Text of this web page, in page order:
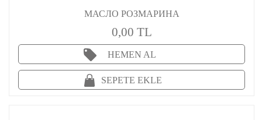
МАСЛО РОЗМАРИНА
0,00 TL
HEMEN AL
SEPETE EKLE